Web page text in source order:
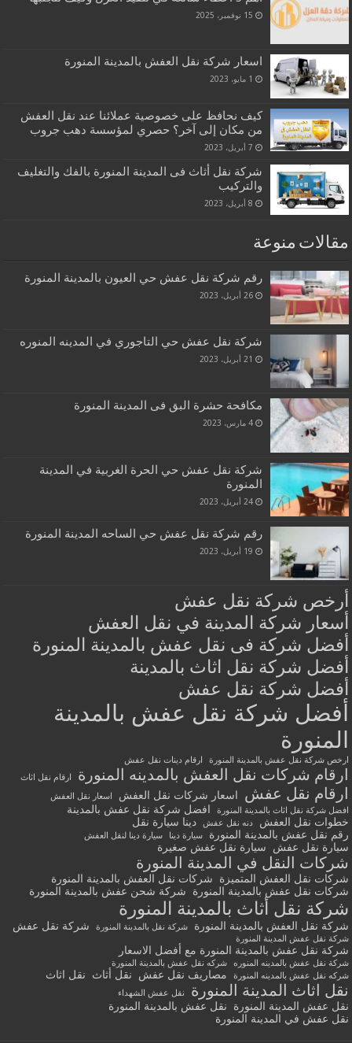
15 نوفمبر، 2025
اسعار شركة نقل العفش بالمدينة المنورة
1 مايو، 2023
كيف نحافظ على خصوصية عملائنا عند نقل العفش
من مكان إلى آخر؟ حصري لمؤسسة دهب جروب
7 أبريل، 2023
شركة نقل أثاث فى المدينة المنورة بالفك والتغليف
والتركيب
8 أبريل، 2023
مقالات منوعة
رقم شركة نقل عفش حي العيون بالمدينة المنورة
26 أبريل، 2023
شركة نقل عفش حي التاجوري في المدينه المنوره
21 أبريل، 2023
مكافحة حشرة البق فى المدينة المنورة
4 مارس، 2023
شركة نقل عفش حي الحرة الغربية في المدينة
المنورة
24 أبريل، 2023
رقم شركة نقل عفش حي الساحه المدينة المنورة
19 أبريل، 2023
أرخص شركة نقل عفش
أسعار شركة المدينة في نقل العفش
أفضل شركة فى نقل عفش بالمدينة المنورة
أفضل شركة نقل اثاث بالمدينة
أفضل شركة نقل عفش
أفضل شركة نقل عفش بالمدينة
المنورة
ارخص شركة نقل عفش بالمدينة المنورة ارقام دينات نقل عفش
ارقام شركات نقل العفش بالمدينه المنورة ارقام نقل اثاث
ارقام نقل عفش اسعار شركات نقل العفش
اسعار نقل العفش
افضل شركة نقل اثاث بالمدينة المنورة
افضل شركة نقل عفش بالمدينة
خطوات نقل العفش
دنه نقل عفش
دينا سيارة نقل
رقم نقل عفش بالمدينة المنورة
سيارة دينا سيارة دينا لنقل العفش
سيارة نقل عفش سيارة نقل عفش صغيرة
شركات النقل في المدينة المنورة
شركات نقل العفش المتميزة
شركات نقل العفش بالمدينة المنورة
شركات نقل عفش بالمدينة المنورة
شركة شحن عفش بالمدينة المنورة
شركة نقل أثاث بالمدينة المنورة
شركة نقل العفش بالمدينة المنورة شركة نقل بالمدينة المنورة شركة نقل عفش
شركة نقل عفش المدينة المنورة
شركة نقل عفش بالمدينة المنورة مع أفضل الاسعار
شركة نقل عفش بالمدينه المنوره
شركه نقل عفش بالمدينة المنورة
شركه نقل عفش بالمدينه المنورة
مصاريف نقل عفش نقل أثاث نقل اثاث
نقل اثاث المدينة المنورة نقل عفش الشهداء
نقل عفش المدينة المنورة
نقل عفش بالمدينة المنورة
نقل عفش في المدينة المنورة